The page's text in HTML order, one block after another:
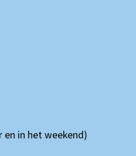
en in het weekend)